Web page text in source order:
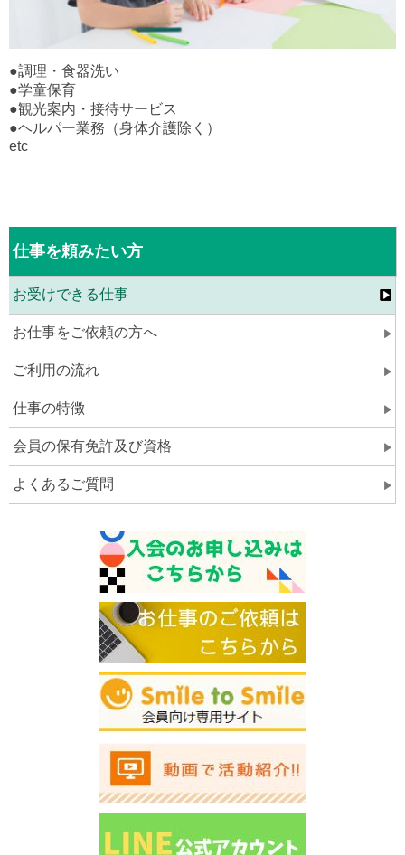
●調理・食器洗い
●学童保育
●観光案内・接待サービス
●ヘルパー業務（身体介護除く）
etc
仕事を頼みたい方
お受けできる仕事
お仕事をご依頼の方へ
ご利用の流れ
仕事の特徴
会員の保有免許及び資格
よくあるご質問